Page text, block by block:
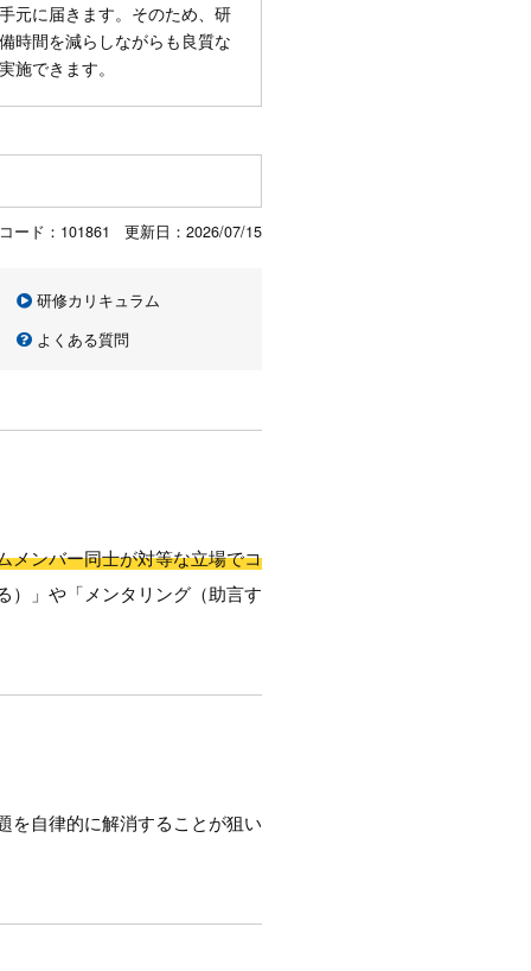
元に届きます。そのため、研
時間を減らしながらも良質な
施できます。
ード：101861 更新日： 2026/07/15
研修カリキュラム
よくある質問
メンバー同士が対等な立場でコ
）」や「メンタリング（助言す
を自律的に解消することが狙い